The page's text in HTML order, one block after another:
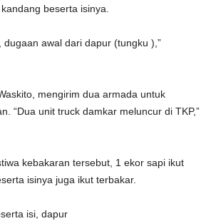
beserta isinya.
dugaan awal dari dapur (tungku ),”
mengirim dua armada untuk
“Dua unit truck damkar meluncur di TKP,”
kebakaran tersebut, 1 ekor sapi ikut
isinya juga ikut terbakar.
isi, dapur